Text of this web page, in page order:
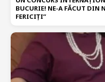
BUCURIE! NE-A FĂCUT DIN
FERICIȚI”